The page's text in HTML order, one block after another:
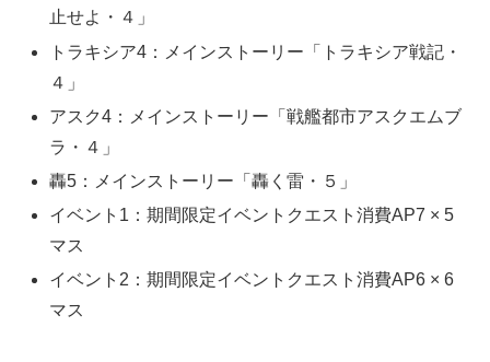
止せよ・４」
トラキシア4：メインストーリー「トラキシア戦記・
４」
アスク4：メインストーリー「戦艦都市アスクエムブ
ラ・４」
轟5：メインストーリー「轟く雷・５」
イベント1：期間限定イベントクエスト消費AP7 × 5
マス
イベント2：期間限定イベントクエスト消費AP6 × 6
マス